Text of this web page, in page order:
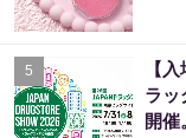
5
【
ラッ
開催